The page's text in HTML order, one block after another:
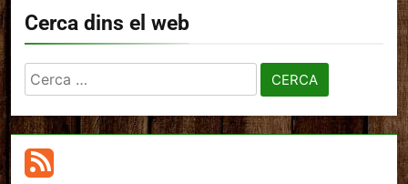
Cerca dins el web
Cerca: